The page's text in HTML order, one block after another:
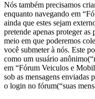
Nós também precisamos
enquanto navegando em
ainda que estes sejam
pretende apenas proteger
meio em que poderemos
você submeter à nós. Este
como um usuário
em “Fórum Veiculos e
sob as mensagens enviadas
o login no fórum(“suas